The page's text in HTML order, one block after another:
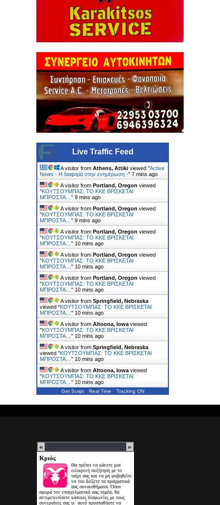
Live Traffic Feed
A visitor from Athens, Attiki viewed "Active
News - Η διαφορά στην ενημέρωση -" 7 mins ago
A visitor from Portland, Oregon viewed
"ΚΟΥΤΣΟΥΜΠΑΣ: TO KKE ΒΡΙΣΚΕΤΑΙ
ΜΠΡΟΣΤΑ… " 9 mins ago
A visitor from Portland, Oregon viewed
"ΚΟΥΤΣΟΥΜΠΑΣ: TO KKE ΒΡΙΣΚΕΤΑΙ
ΜΠΡΟΣΤΑ… " 9 mins ago
A visitor from Portland, Oregon viewed
"ΚΟΥΤΣΟΥΜΠΑΣ: TO KKE ΒΡΙΣΚΕΤΑΙ
ΜΠΡΟΣΤΑ… " 10 mins ago
A visitor from Portland, Oregon viewed
"ΚΟΥΤΣΟΥΜΠΑΣ: TO KKE ΒΡΙΣΚΕΤΑΙ
ΜΠΡΟΣΤΑ… " 10 mins ago
A visitor from Portland, Oregon viewed
"ΚΟΥΤΣΟΥΜΠΑΣ: TO KKE ΒΡΙΣΚΕΤΑΙ
ΜΠΡΟΣΤΑ… " 10 mins ago
A visitor from Springfield, Nebraska
viewed "ΚΟΥΤΣΟΥΜΠΑΣ: TO KKE ΒΡΙΣΚΕΤΑΙ
ΜΠΡΟΣΤΑ… " 10 mins ago
A visitor from Altoona, Iowa viewed
"ΚΟΥΤΣΟΥΜΠΑΣ: TO KKE ΒΡΙΣΚΕΤΑΙ
ΜΠΡΟΣΤΑ… " 10 mins ago
A visitor from Springfield, Nebraska
viewed "ΚΟΥΤΣΟΥΜΠΑΣ: TO KKE ΒΡΙΣΚΕΤΑΙ
ΜΠΡΟΣΤΑ… " 10 mins ago
A visitor from Altoona, Iowa viewed
"ΚΟΥΤΣΟΥΜΠΑΣ: TO KKE ΒΡΙΣΚΕΤΑΙ
ΜΠΡΟΣΤΑ… " 10 mins ago
Get Script Real Time Tracking ON